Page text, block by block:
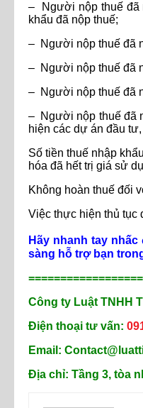
– Người nộp thuế đã
khẩu đã nộp thuế;
– Người nộp thuế đã
– Người nộp thuế đã
– Người nộp thuế đã
– Người nộp thuế đã
hiện các dự án đầu
Số tiền thuế nhập
hóa đã hết trị giá sử
Không hoàn thuế đối
Việc thực hiện thủ tục
Hãy nhanh tay
sàng hỗ trợ bạn
Công ty Luật TNHH
Điện thoại tư vấn:
Email:
Địa chỉ: Tầng 3, tòa